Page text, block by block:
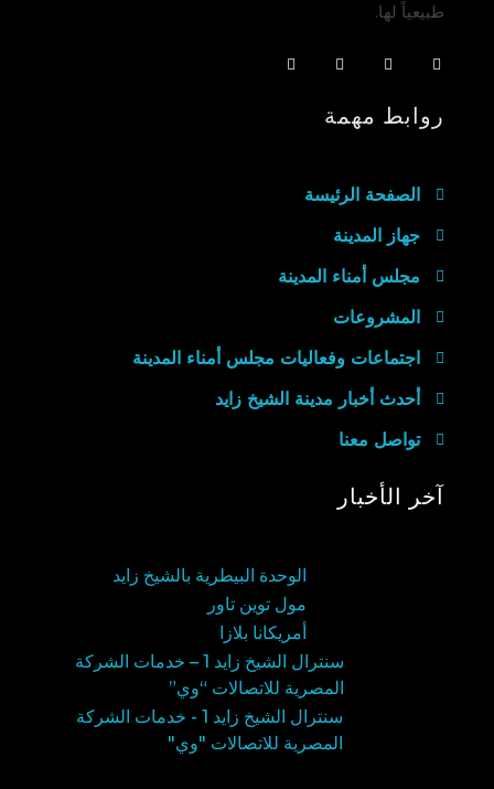
طبيعياً لها.
روابط مهمة
الصفحة الرئيسة
جهاز المدينة
مجلس أمناء المدينة
المشروعات
اجتماعات وفعاليات مجلس أمناء المدينة
أحدث أخبار مدينة الشيخ زايد
تواصل معنا
آخر الأخبار
الوحدة البيطرية بالشيخ زايد
مول توين تاور
أمريكانا بلازا
سنترال الشيخ زايد 1 – خدمات الشركة
المصرية للاتصالات “وي”
سنترال الشيخ زايد 1 - خدمات الشركة
المصرية للاتصالات "وي"